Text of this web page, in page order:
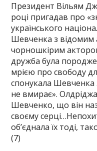
Президент Вільям
році пригадав про
українського
Шевченка з відомим
чорношкірим
дружба була
мрією про свободу
спонукала Шевченка
не вмирає».
Шевченко, що він
своєму
об’єднала їх тоді,
(7)